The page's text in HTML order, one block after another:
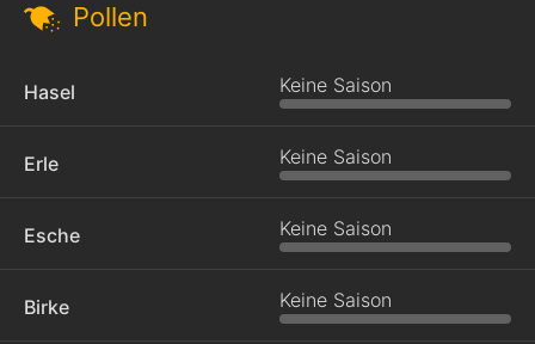
Pollen
Hasel Keine Saison
Erle Keine Saison
Esche Keine Saison
Birke Keine Saison